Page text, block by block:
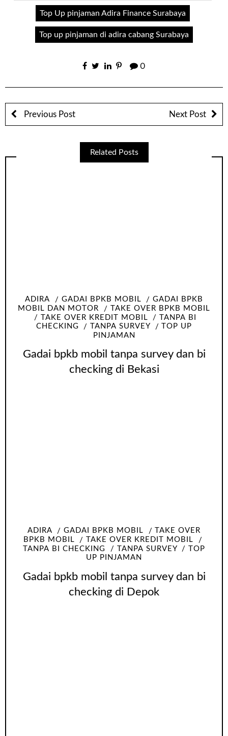
Top Up pinjaman Adira Finance Surabaya
Top up pinjaman di adira cabang Surabaya
0
Previous Post Next Post
Related Posts
ADIRA GADAI BPKB MOBIL
GADAI BPKB
MOBIL DAN MOTOR
TAKE OVER BPKB MOBIL
TAKE OVER KREDIT MOBIL
TANPA BI
CHECKING
TANPA SURVEY
TOP UP
PINJAMAN
Gadai bpkb mobil tanpa survey dan bi
checking di Bekasi
ADIRA GADAI BPKB MOBIL
TAKE OVER
BPKB MOBIL
TAKE OVER KREDIT MOBIL
TANPA BI CHECKING
TANPA SURVEY
TOP
UP PINJAMAN
Gadai bpkb mobil tanpa survey dan bi
checking di Depok